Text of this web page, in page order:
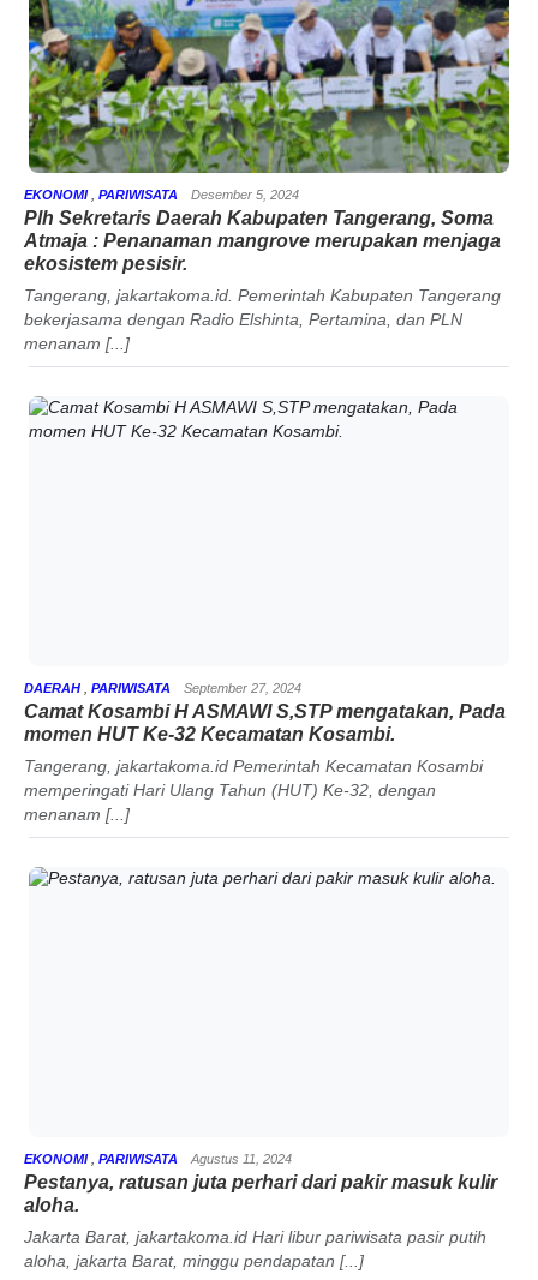
EKONOMI PARIWISATA Desember 5, 2024
Plh Sekretaris Daerah Kabupaten Tangerang, Soma
Atmaja : Penanaman mangrove merupakan menjaga
ekosistem pesisir.
Tangerang, jakartakoma.id. Pemerintah Kabupaten Tangerang
bekerjasama dengan Radio Elshinta, Pertamina, dan PLN
menanam [...]
DAERAH PARIWISATA September 27, 2024
Camat Kosambi H ASMAWI S,STP mengatakan, Pada
momen HUT Ke-32 Kecamatan Kosambi.
Tangerang, jakartakoma.id Pemerintah Kecamatan Kosambi
memperingati Hari Ulang Tahun (HUT) Ke-32, dengan
menanam [...]
EKONOMI PARIWISATA Agustus 11, 2024
Pestanya, ratusan juta perhari dari pakir masuk kulir
aloha.
Jakarta Barat, jakartakoma.id Hari libur pariwisata pasir putih
aloha, jakarta Barat, minggu pendapatan [...]